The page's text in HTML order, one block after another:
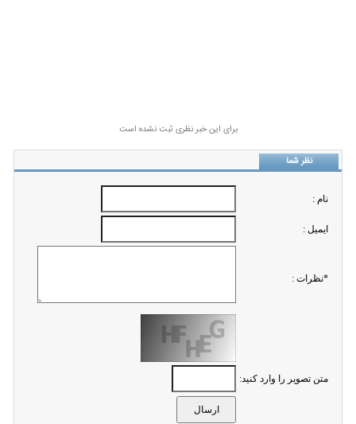
برای این خبر نظری ثبت نشده است
نظر شما
نام :
ايميل :
*نظرات :
متن تصویر را وارد کنید: